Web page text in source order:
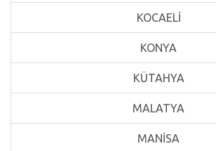
KOCAELİ
KONYA
KÜTAHYA
MALATYA
MANİSA